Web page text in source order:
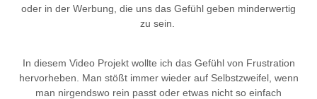
oder in der Werbung, die uns das Gefühl geben minderwertig
zu sein.
In diesem Video Projekt wollte ich das Gefühl von Frustration
hervorheben. Man stößt immer wieder auf Selbstzweifel, wenn
man nirgendswo rein passt oder etwas nicht so einfach